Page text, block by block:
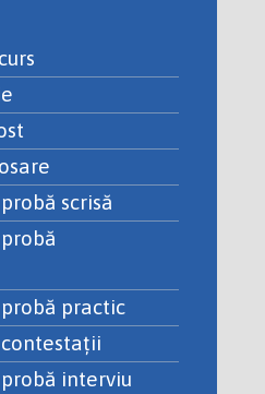
scrisă
practic
interviu